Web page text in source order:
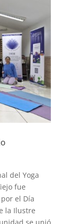
del Yoga
fue
el Día
la Ilustre
se unió